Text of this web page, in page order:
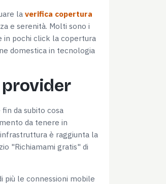
la verifica copertura
e serenità. Molti sono i
in pochi click la copertura
domestica in tecnologia
da subito cosa
da tenere in
è raggiunta la
"Richiamami gratis" di
più le connessioni mobile